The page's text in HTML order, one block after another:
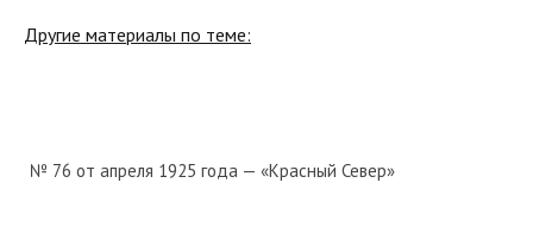
Другие материалы по теме:
№ 76 от апреля 1925 года — «Красный Север»